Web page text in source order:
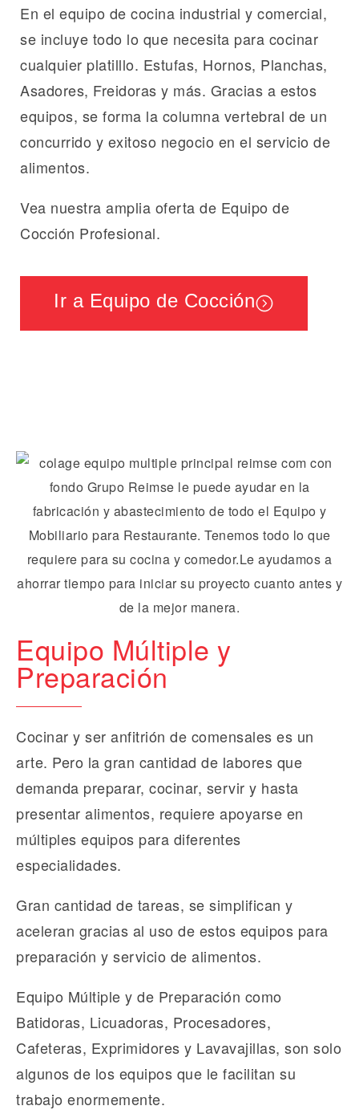
En el equipo de cocina industrial y comercial,
se incluye todo lo que necesita para cocinar
cualquier platilllo. Estufas, Hornos, Planchas,
Asadores, Freidoras y más. Gracias a estos
equipos, se forma la columna vertebral de un
concurrido y exitoso negocio en el servicio de
alimentos.
Vea nuestra amplia oferta de Equipo de
Cocción Profesional.
Ir a Equipo de Cocción
Equipo Múltiple y
Preparación
Cocinar y ser anfitrión de comensales es un
arte. Pero la gran cantidad de labores que
demanda preparar, cocinar, servir y hasta
presentar alimentos, requiere apoyarse en
múltiples equipos para diferentes
especialidades.
Gran cantidad de tareas, se simplifican y
aceleran gracias al uso de estos equipos para
preparación y servicio de alimentos.
Equipo Múltiple y de Preparación como
Batidoras, Licuadoras, Procesadores,
Cafeteras, Exprimidores y Lavavajillas, son solo
algunos de los equipos que le facilitan su
trabajo enormemente.